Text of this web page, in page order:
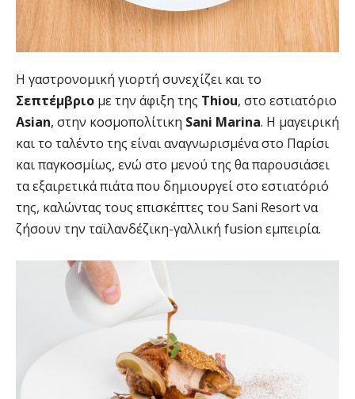
Η γαστρονομική γιορτή συνεχίζει και το
Σεπτέμβριο με την άφιξη της Thiou, στο εστιατόριο
Asian, στην κοσμοπολίτικη Sani Marina. Η μαγειρική
και το ταλέντο της είναι αναγνωρισμένα στο Παρίσι
και παγκοσμίως, ενώ στο μενού της θα παρουσιάσει
τα εξαιρετικά πιάτα που δημιουργεί στο εστιατόριό
της, καλώντας τους επισκέπτες του Sani Resort να
ζήσουν την ταϊλανδέζικη-γαλλική fusion εμπειρία.